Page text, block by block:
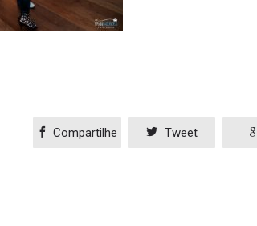
 Compartilhe  Tweet